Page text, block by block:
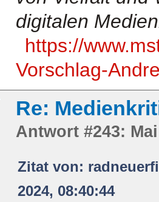
digitalen
https://
Vorschlag-
Re:
Antwort #243:
Zitat von:
2024, 08:40:44